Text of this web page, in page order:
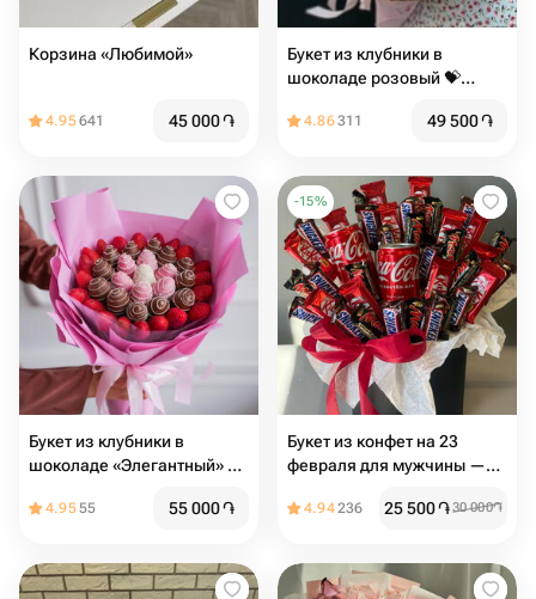
Корзина «Любимой»
4.95641 45 000֏
Букет из клубники в
шоколаде розовый 💝️
4.86311 49 500֏
Букет из клубники в
шоколаде «Элегантный» в
4.9555 55 000֏
-15%
Букет из конфет на 23
февраля для мужчины —
подарок ко Дню защитника
4.94236 25 500֏30 000֏